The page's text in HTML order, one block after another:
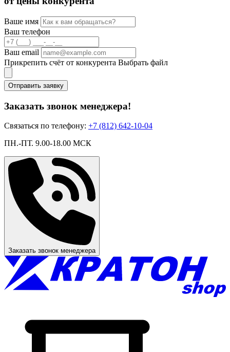
Ваше имя
Ваш телефон
Ваш email
Прикрепить счёт от конкурента Выбрать файл
Отправить заявку
Заказать звонок менеджера!
Связаться по телефону: +7 (812) 642-10-04
ПН.-ПТ. 9.00-18.00 МСК
Заказать звонок менеджера